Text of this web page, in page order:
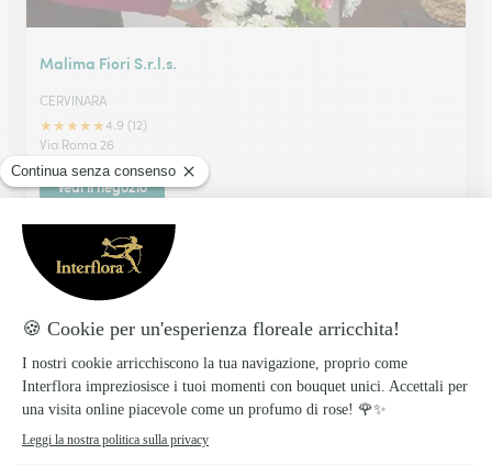
Malima Fiori S.r.l.s.
CERVINARA
★★★★★4.9 (12)
Via Roma 26
Vedi il negozio
Botte Srl